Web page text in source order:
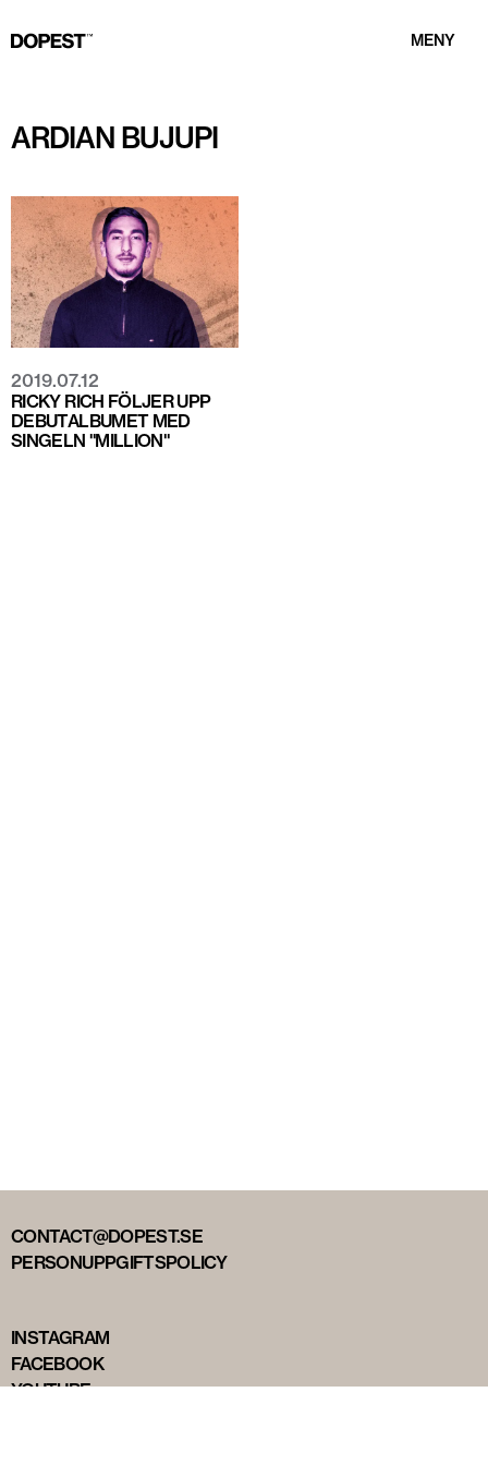
MENY
ARDIAN BUJUPI
2019.07.12
RICKY RICH FÖLJER UPP
DEBUTALBUMET MED
SINGELN "MILLION"
CONTACT@DOPEST.SE
PERSONUPPGIFTSPOLICY
INSTAGRAM
FACEBOOK
YOUTUBE